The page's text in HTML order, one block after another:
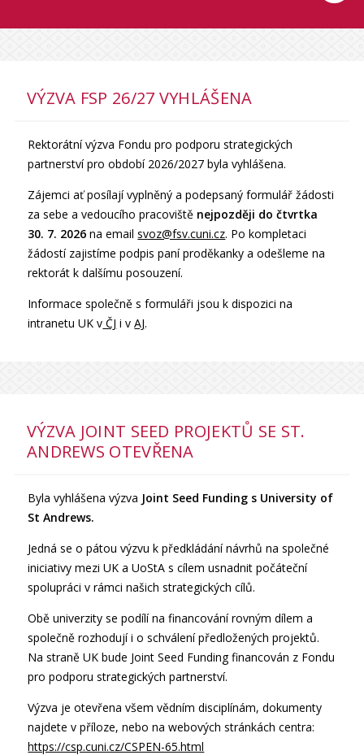
VÝZVA FSP 26/27 VYHLÁŠENA
Rektorátní výzva Fondu pro podporu strategických
partnerství pro období 2026/2027 byla vyhlášena.
Zájemci ať posílají vyplněný a podepsaný formulář žádosti
za sebe a vedoucího pracoviště nejpozději do čtvrtka
30. 7. 2026 na emailsvoz@fsv.cuni.cz. Po kompletaci
žádostí zajistíme podpis paní proděkanky a odešleme na
rektorát k dalšímu posouzení.
Informace společně s formuláři jsou k dispozici na
intranetu UK v ČJ i vAJ.
VÝZVA JOINT SEED PROJEKTŮ SE ST.
ANDREWS OTEVŘENA
Byla vyhlášena výzva Joint Seed Funding s University of
St Andrews.
Jedná se o pátou výzvu k předkládání návrhů na společné
iniciativy mezi UK a UoStA s cílem usnadnit počáteční
spolupráci v rámci našich strategických cílů.
Obě univerzity se podílí na financování rovným dílem a
společně rozhodují i o schválení předložených projektů.
Na straně UK bude Joint Seed Funding financován z Fondu
pro podporu strategických partnerství.
Výzva je otevřena všem vědním disciplínám, dokumenty
najdete v příloze, nebo na webových stránkách centra:
https://csp.cuni.cz/CSPEN-65.html